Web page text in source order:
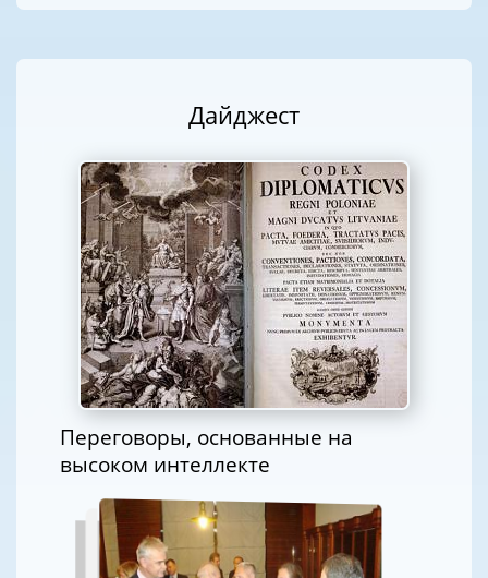
Дайджест
Переговоры, основанные на
высоком интеллекте